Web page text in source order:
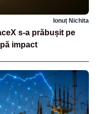
Ionuț Nichita
s-a prăbușit pe
impact